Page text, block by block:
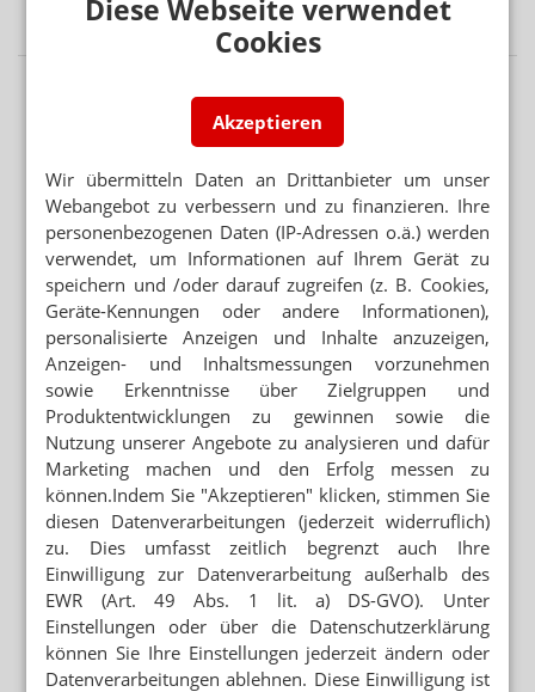
Diese Webseite verwendet
Cookies
Akzeptieren
Wir übermitteln Daten an Drittanbieter um unser
Webangebot zu verbessern und zu finanzieren. Ihre
personenbezogenen Daten (IP-Adressen o.ä.) werden
verwendet, um Informationen auf Ihrem Gerät zu
speichern und /oder darauf zugreifen (z. B. Cookies,
Geräte-Kennungen oder andere Informationen),
personalisierte Anzeigen und Inhalte anzuzeigen,
Anzeigen- und Inhaltsmessungen vorzunehmen
sowie Erkenntnisse über Zielgruppen und
Produktentwicklungen zu gewinnen sowie die
Nutzung unserer Angebote zu analysieren und dafür
Marketing machen und den Erfolg messen zu
können.Indem Sie "Akzeptieren" klicken, stimmen Sie
diesen Datenverarbeitungen (jederzeit widerruflich)
zu. Dies umfasst zeitlich begrenzt auch Ihre
Einwilligung zur Datenverarbeitung außerhalb des
EWR (Art. 49 Abs. 1 lit. a) DS-GVO). Unter
Einstellungen oder über die Datenschutzerklärung
können Sie Ihre Einstellungen jederzeit ändern oder
Datenverarbeitungen ablehnen. Diese Einwilligung ist
Lilly: Neubau im Zeitplan – aber halbe Kraft